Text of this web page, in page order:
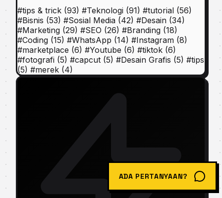
#tips & trick (93) #Teknologi (91) #tutorial (56)
#Bisnis (53) #Sosial Media (42) #Desain (34)
#Marketing (29) #SEO (26) #Branding (18)
#Coding (15) #WhatsApp (14) #Instagram (8)
#marketplace (6) #Youtube (6) #tiktok (6)
#fotografi (5) #capcut (5) #Desain Grafis (5) #tips
(5) #merek (4)
ADA PERTANYAAN?